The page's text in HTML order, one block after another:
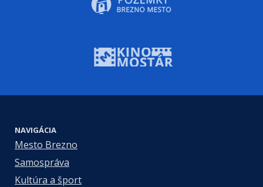
NAVIGÁCIA
Mesto Brezno
Samospráva
Kultúra a šport